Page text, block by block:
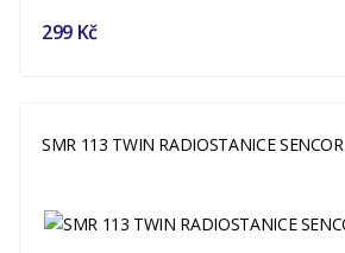
299 Kč
SMR 113 TWIN RADIOSTANICE SENCOR